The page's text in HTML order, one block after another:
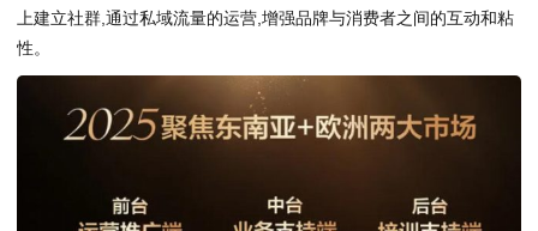
上建立社群,通过私域流量的运营,增强品牌与消费者之间的互动和粘
性。